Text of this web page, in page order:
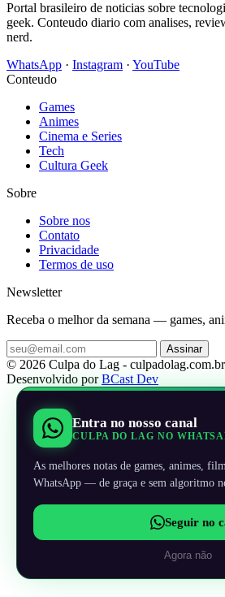
Portal brasileiro de noticias sobre
geek. Conteudo diario com analises,
nerd.
WhatsApp · Instagram · YouTube
Conteudo
Games
Animes
Cinema e Series
Tech
Cultura Geek
Sobre
Sobre nos
Contato
Privacidade
Termos de uso
Newsletter
Receba o melhor da semana — games,
Assinar
© 2026 Culpa do Lag - culpadolag.com.br
Desenvolvido porBCast Dev
Entra no nosso canal
CULPA DO LAG NO
As melhores notas de games, animes,
WhatsApp — de graça e sem algoritmo
Seguir no
Agora não